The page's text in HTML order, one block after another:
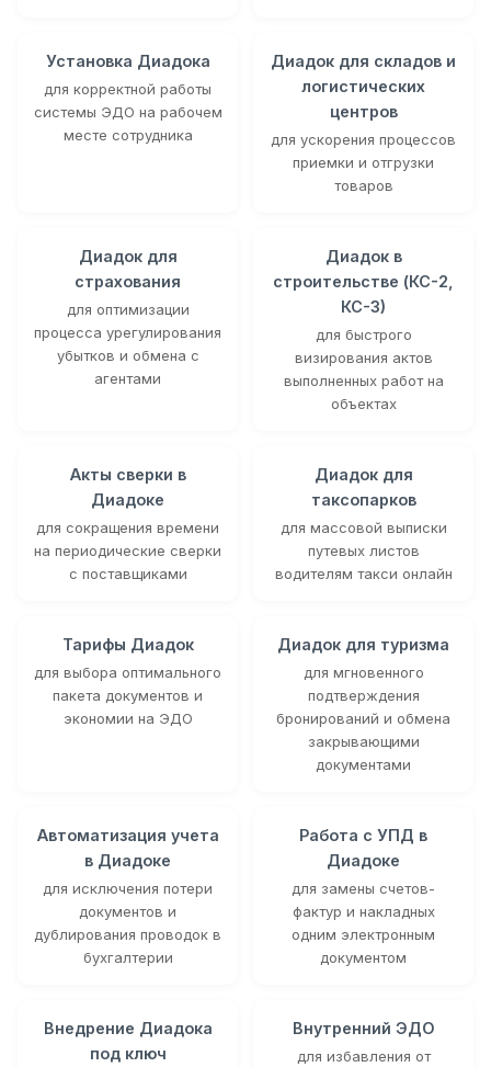
Установка Диадока
для корректной работы
системы ЭДО на рабочем
месте сотрудника
Диадок для складов и
логистических
центров
для ускорения процессов
приемки и отгрузки
товаров
Диадок для
страхования
для оптимизации
процесса урегулирования
убытков и обмена с
агентами
Диадок в
строительстве (КС-2,
КС-3)
для быстрого
визирования актов
выполненных работ на
объектах
Акты сверки в
Диадоке
для сокращения времени
на периодические сверки
с поставщиками
Диадок для
таксопарков
для массовой выписки
путевых листов
водителям такси онлайн
Тарифы Диадок
для выбора оптимального
пакета документов и
экономии на ЭДО
Диадок для туризма
для мгновенного
подтверждения
бронирований и обмена
закрывающими
документами
Автоматизация учета
в Диадоке
для исключения потери
документов и
дублирования проводок в
бухгалтерии
Работа с УПД в
Диадоке
для замены счетов-
фактур и накладных
одним электронным
документом
Внедрение Диадока
под ключ
Внутренний ЭДО
для избавления от